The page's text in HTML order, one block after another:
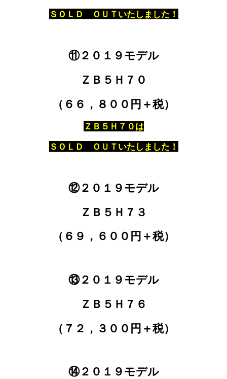
ＳＯＬＤ ＯＵＴいたしました！
⑪２０１９モデル
ＺＢ５Ｈ７０
（６６，８００円＋税）
ＺＢ５Ｈ７０は
ＳＯＬＤ ＯＵＴいたしました！
⑫２０１９モデル
ＺＢ５Ｈ７３
（６９，６００円＋税）
⑬２０１９モデル
ＺＢ５Ｈ７６
（７２，３００円＋税）
⑭２０１９モデル